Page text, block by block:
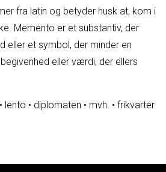
fra latin og betyder husk at, kom i
Memento er et substantiv, der
eller et symbol, der minder en
eller værdi, der ellers
• lento • diplomaten • mvh. • frikvarter